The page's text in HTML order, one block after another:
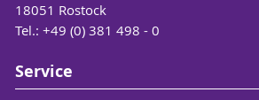
18051 Rostock
Tel.: +49 (0) 381 498 - 0
Service